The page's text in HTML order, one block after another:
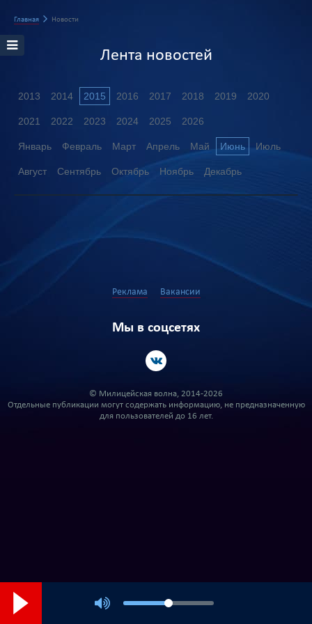
Главная Новости
Лента новостей
2013 2014 2015 2016 2017 2018 2019 2020
2021 2022 2023 2024 2025 2026
Январь Февраль Март Апрель Май Июнь Июль
Август Сентябрь Октябрь Ноябрь Декабрь
Реклама Вакансии
Мы в соцсетях
© Милицейская волна, 2014-2026
Отдельные публикации могут содержать информацию, не предназначенную
для пользователей до 16 лет.